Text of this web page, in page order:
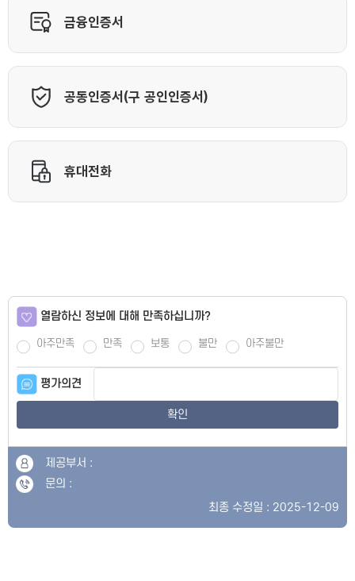
열람하신 정보에 대해 만족하십니까?
아주만족 만족 보통 불만 아주불만
평가의견
확인
제공부서 :
문의 :
최종 수정일 : 2025-12-09